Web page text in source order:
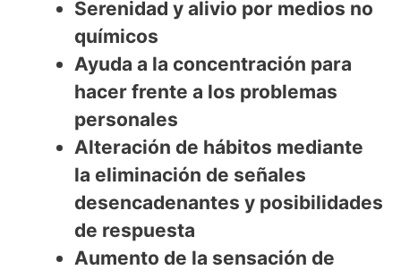
Serenidad y alivio por medios no
químicos
Ayuda a la concentración para
hacer frente a los problemas
personales
Alteración de hábitos mediante
la eliminación de señales
desencadenantes y posibilidades
de respuesta
Aumento de la sensación de